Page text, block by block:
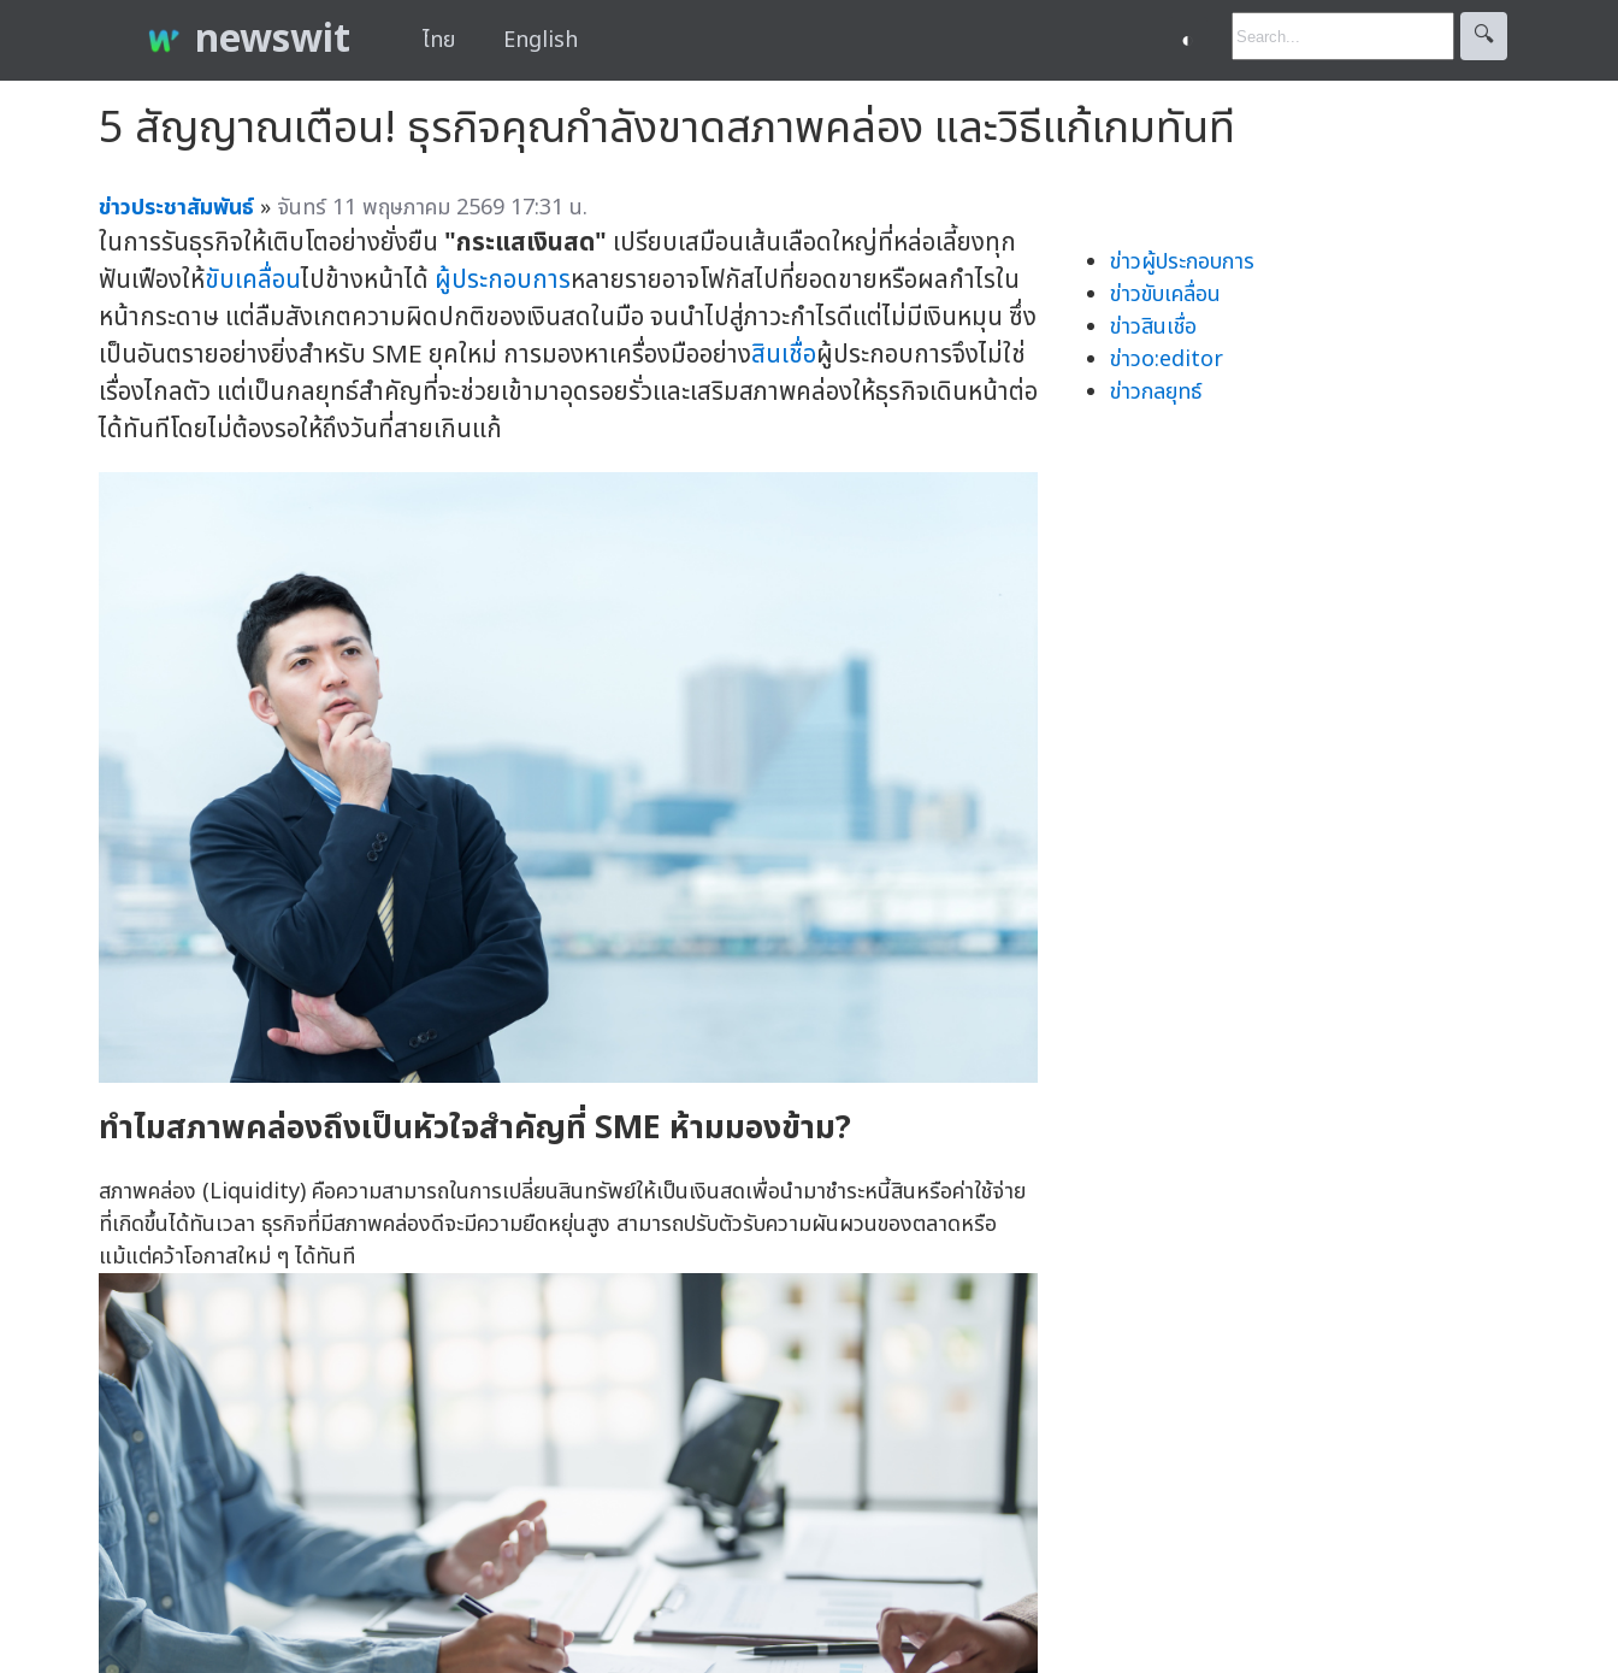
newswit ไทย English ◐ 🔍︎
5 สัญญาณเตือน! ธุรกิจคุณกำลังขาดสภาพคล่อง และวิธีแก้เกมทันที
ข่าวประชาสัมพันธ์ » จันทร์ 11 พฤษภาคม 2569 17:31 น.
ในการรันธุรกิจให้เติบโตอย่างยั่งยืน "กระแสเงินสด" เปรียบเสมือนเส้นเลือดใหญ่ที่หล่อเลี้ยงทุก
ฟันเฟืองให้ขับเคลื่อนไปข้างหน้าได้ ผู้ประกอบการหลายรายอาจโฟกัสไปที่ยอดขายหรือผลกำไรใน
หน้ากระดาษ แต่ลืมสังเกตความผิดปกติของเงินสดในมือ จนนำไปสู่ภาวะกำไรดีแต่ไม่มีเงินหมุน ซึ่ง
เป็นอันตรายอย่างยิ่งสำหรับ SME ยุคใหม่ การมองหาเครื่องมืออย่างสินเชื่อผู้ประกอบการจึงไม่ใช่
เรื่องไกลตัว แต่เป็นกลยุทธ์สำคัญที่จะช่วยเข้ามาอุดรอยรั่วและเสริมสภาพคล่องให้ธุรกิจเดินหน้าต่อ
ได้ทันทีโดยไม่ต้องรอให้ถึงวันที่สายเกินแก้
ทำไมสภาพคล่องถึงเป็นหัวใจสำคัญที่ SME ห้ามมองข้าม?
สภาพคล่อง (Liquidity) คือความสามารถในการเปลี่ยนสินทรัพย์ให้เป็นเงินสดเพื่อนำมาชำระหนี้สินหรือค่าใช้จ่าย
ที่เกิดขึ้นได้ทันเวลา ธุรกิจที่มีสภาพคล่องดีจะมีความยืดหยุ่นสูง สามารถปรับตัวรับความผันผวนของตลาดหรือ
แม้แต่คว้าโอกาสใหม่ ๆ ได้ทันที
ข่าวผู้ประกอบการ
ข่าวขับเคลื่อน
ข่าวสินเชื่อ
ข่าวo:editor
ข่าวกลยุทธ์